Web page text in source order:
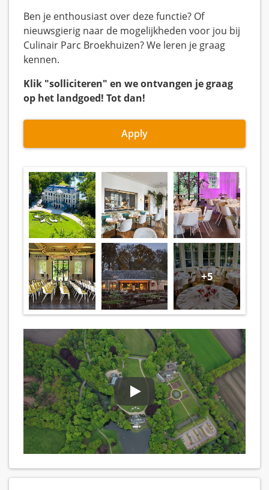
Ben je enthousiast over deze functie? Of
nieuwsgierig naar de mogelijkheden voor jou bij
Culinair Parc Broekhuizen? We leren je graag
kennen.
Klik "solliciteren" en we ontvangen je graag
op het landgoed! Tot dan!
Apply
+5